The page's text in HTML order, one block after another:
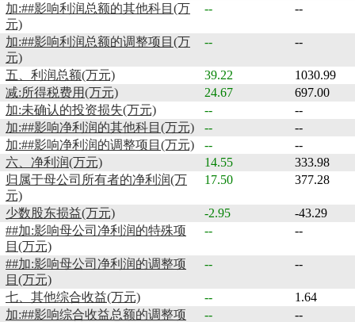
加:##影响利润总额的其他科目(万
元)
-- --
加:##影响利润总额的调整项目(万
元)
-- --
五、利润总额(万元) 39.22
1030.99
减:所得税费用(万元)
24.67
697.00
加:未确认的投资损失(万元)
--
--
加:##影响净利润的其他科目(万元)
--
--
加:##影响净利润的调整项目(万元)
--
--
六、净利润(万元)
14.55
333.98
归属于母公司所有者的净利润(万
元)
17.50 377.28
少数股东损益(万元) -2.95
-43.29
##加:影响母公司净利润的特殊项
目(万元)
-- --
##加:影响母公司净利润的调整项
目(万元)
-- --
七、其他综合收益(万元) --
1.64
加:##影响综合收益总额的调整项
-- --